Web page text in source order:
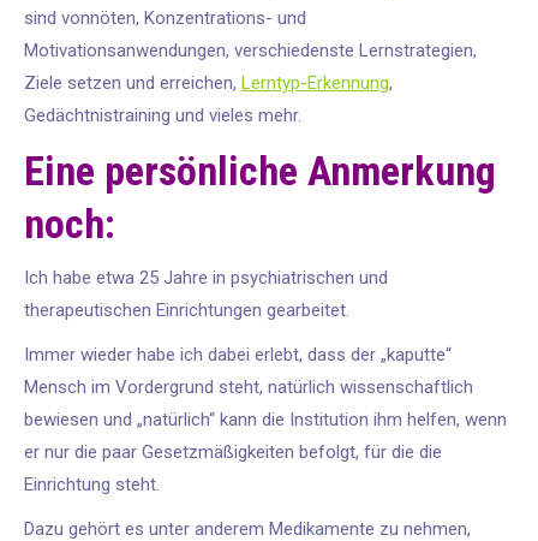
sind vonnöten, Konzentrations- und
Motivationsanwendungen, verschiedenste Lernstrategien,
Ziele setzen und erreichen, Lerntyp-Erkennung,
Gedächtnistraining und vieles mehr.
Eine persönliche Anmerkung
noch:
Ich habe etwa 25 Jahre in psychiatrischen und
therapeutischen Einrichtungen gearbeitet.
Immer wieder habe ich dabei erlebt, dass der „kaputte“
Mensch im Vordergrund steht, natürlich wissenschaftlich
bewiesen und „natürlich“ kann die Institution ihm helfen, wenn
er nur die paar Gesetzmäßigkeiten befolgt, für die die
Einrichtung steht.
Dazu gehört es unter anderem Medikamente zu nehmen,